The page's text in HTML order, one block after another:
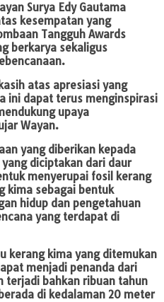
Surya Edy Gautama
kesempatan yang
Tangguh Awards
berkarya sekaligus
atas apresiasi yang
ini dapat terus menginspirasi
upaya
Wayan.
yang diberikan kepada
diciptakan dari daur
menyerupai fosil kerang
kima sebagai bentuk
hidup dan pengetahuan
yang terdapat di
kerang kima yang ditemukan
menjadi penanda dari
terjadi bahkan ribuan tahun
di kedalaman 20 meter